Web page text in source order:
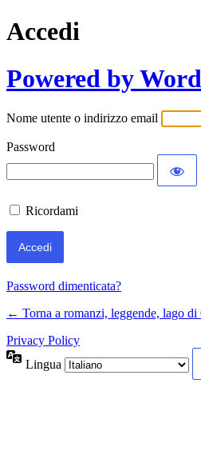
Accedi
Powered by
Nome utente o indirizzo email
Password
Ricordami
Password dimenticata?
← Torna a romanzi, leggende, lago di
Privacy Policy
Lingua